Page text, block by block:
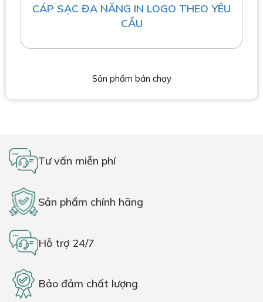
Sản phẩm bán chạy
CÁP SẠC ĐA NĂNG IN LOGO THEO YÊU
CẦU
Tư vấn miễn phí
Sản phẩm chính hãng
Hỗ trợ 24/7
Bảo đảm chất lượng